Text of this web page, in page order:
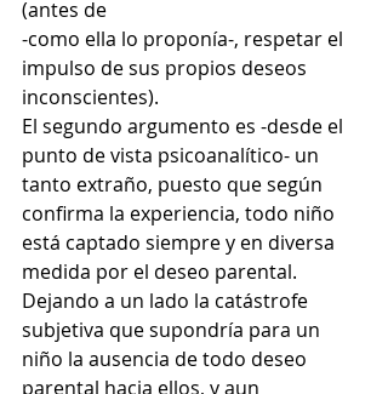
(antes de
-como ella lo proponía-, respetar el
impulso de sus propios deseos
inconscientes).
El segundo argumento es -desde el
punto de vista psicoanalítico- un
tanto extraño, puesto que según
confirma la experiencia, todo niño
está captado siempre y en diversa
medida por el deseo parental.
Dejando a un lado la catástrofe
subjetiva que supondría para un
niño la ausencia de todo deseo
parental hacia ellos, y aun